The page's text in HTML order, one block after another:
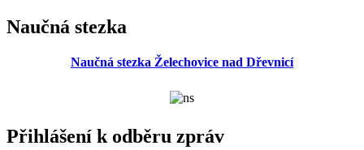
Naučná stezka
Naučná stezka Želechovice nad Dřevnicí
Přihlášení k odběru zpráv